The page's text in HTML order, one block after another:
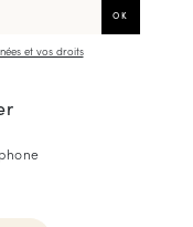
et vos droits